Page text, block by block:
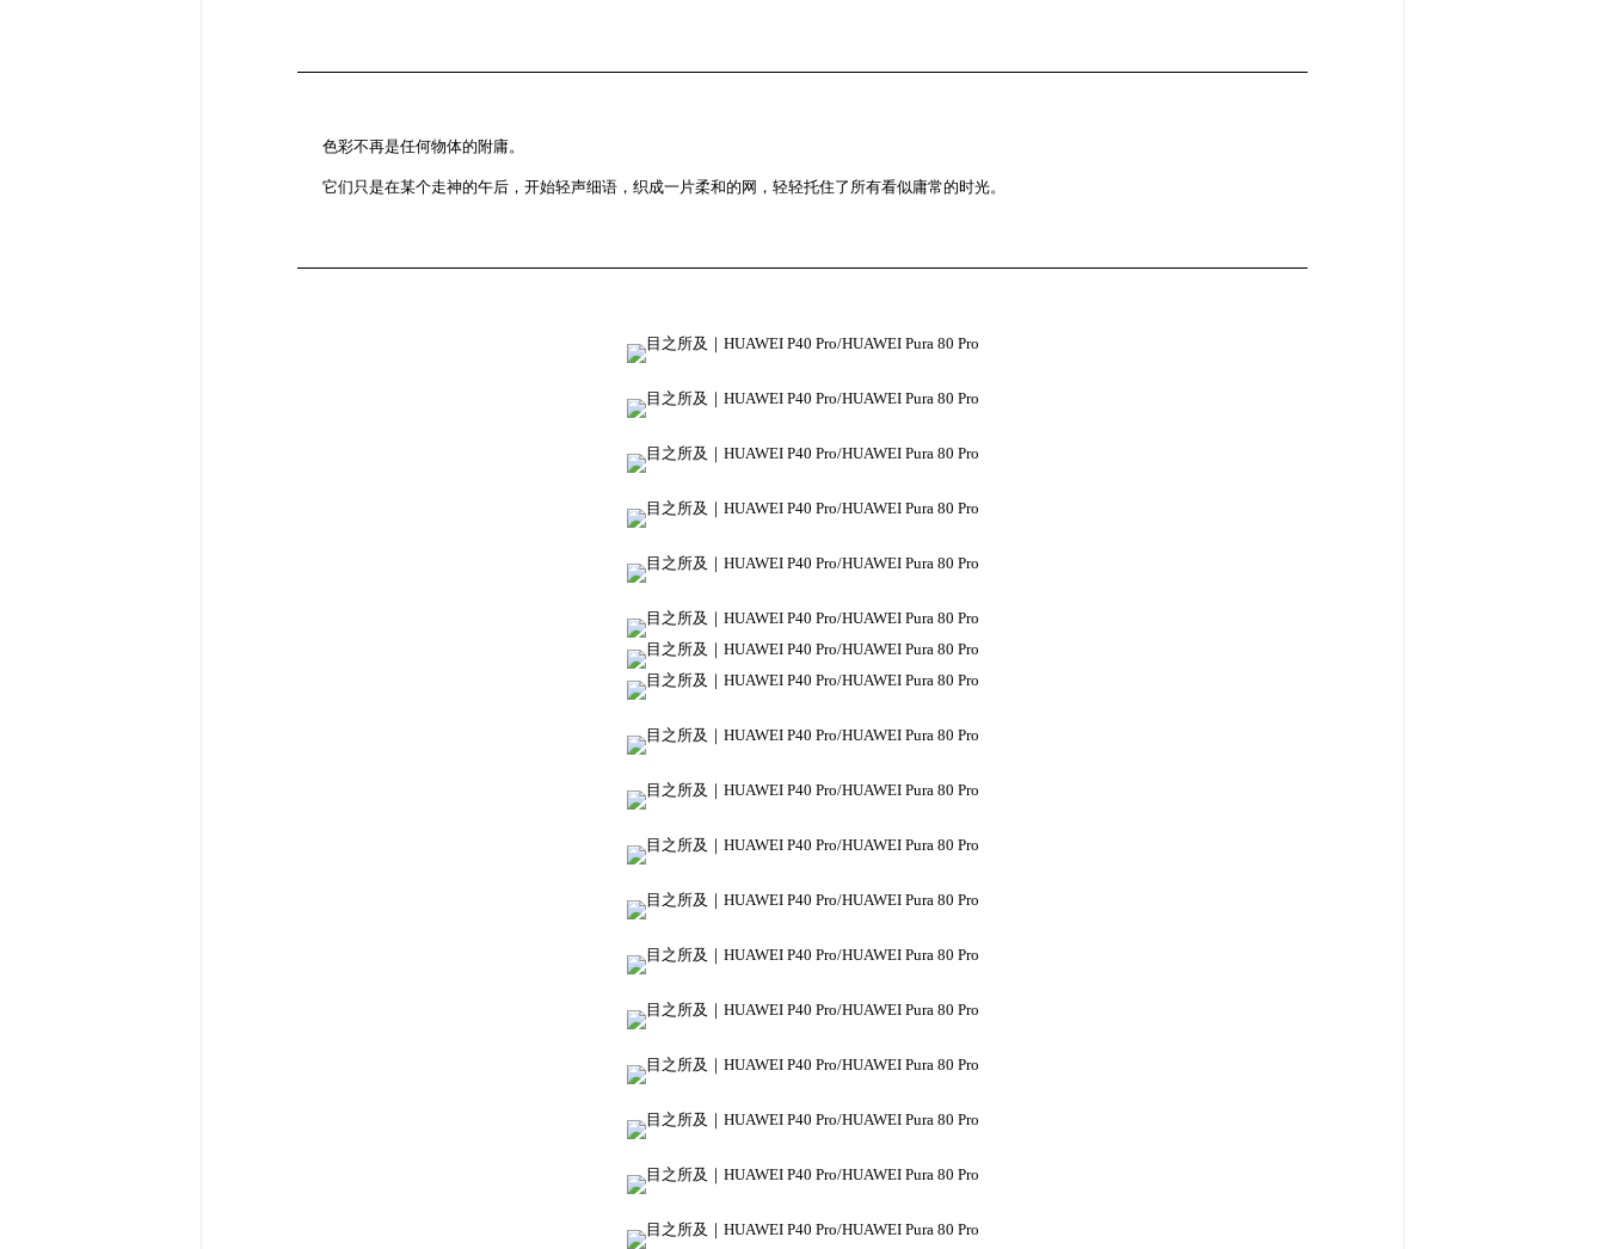
色彩不再是任何物体的附庸。
它们只是在某个走神的午后，开始轻声细语，织成一片柔和的网，轻轻托住了所有看似庸常的时光。